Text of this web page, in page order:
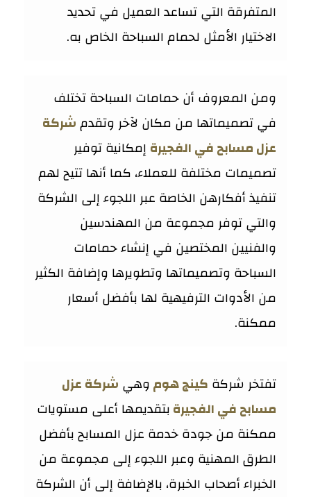
المتفرقة التي تساعد العميل في تحديد
الاختيار الأمثل لحمام السباحة الخاص به.
ومن المعروف أن حمامات السباحة تختلف
في تصميماتها من مكان لآخر وتقدمشركة
عزل مسابح في الفجيرة إمكانية توفير
تصميمات مختلفة للعملاء، كما أنها تتيح لهم
تنفيذ أفكارهن الخاصة عبر اللجوء إلى الشركة
والتي توفر مجموعة من المهندسين
والفنيين المختصين في إنشاء حمامات
السباحة وتصميماتها وتطويرها وإضافة الكثير
من الأدوات الترفيهية لها بأفضل أسعار
ممكنة.
تفتخر شركة كينج هوموهي شركة عزل
مسابح في الفجيرةبتقديمها أعلى مستويات
ممكنة من جودة خدمة عزل المسابح بأفضل
الطرق المهنية وعبر اللجوء إلى مجموعة من
الخبراء أصحاب الخبرة، بالإضافة إلى أن الشركة